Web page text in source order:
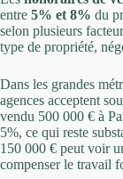
entre 5% et 8% du
selon plusieurs
type de propriété,
Dans les grandes
agences acceptent
vendu 500 000 € à
5%, ce qui reste
150 000 € peut voir
compenser le travail